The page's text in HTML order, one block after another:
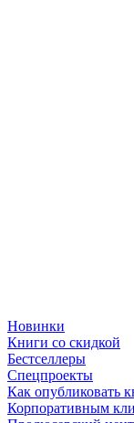
Новинки
Книги со скидкой
Бестселлеры
Спецпроекты
Как опубликовать
Корпоративным